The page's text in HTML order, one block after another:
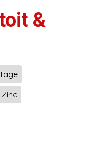
&
Zinc